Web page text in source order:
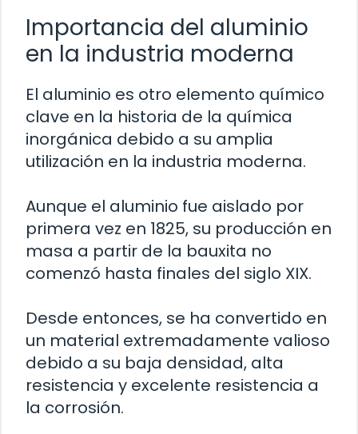
Importancia del aluminio
en la industria moderna
El aluminio es otro elemento químico
clave en la historia de la química
inorgánica debido a su amplia
utilización en la industria moderna.
Aunque el aluminio fue aislado por
primera vez en 1825, su producción en
masa a partir de la bauxita no
comenzó hasta finales del siglo XIX.
Desde entonces, se ha convertido en
un material extremadamente valioso
debido a su baja densidad, alta
resistencia y excelente resistencia a
la corrosión.